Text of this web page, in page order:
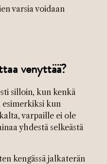
varsia voidaan
venyttää?
silloin, kun kenkä
esimerkiksi kun
varpaille ei ole
yhdestä selkeästä
kengässä jalkaterän